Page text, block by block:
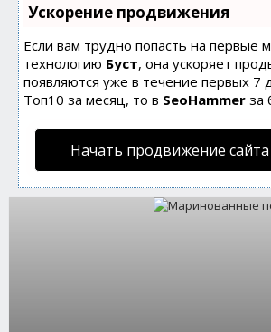
Ускорение продвижения
Если вам трудно попасть на первые
технологию Буст, она ускоряет
появляются уже в течение первых 7
Топ10 за месяц, то в SeoHammer за
Начать продвижение сайта